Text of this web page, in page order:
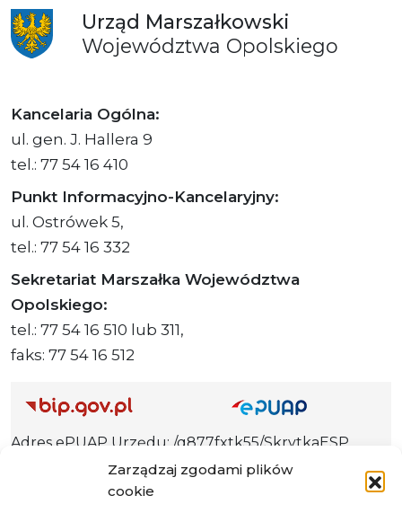
Zarządzaj zgodami plików
cookie
Urząd Marszałkowski
Województwa Opolskiego
Kancelaria Ogólna:
ul. gen. J. Hallera 9
tel.: 77 54 16 410
Punkt Informacyjno-Kancelaryjny:
ul. Ostrówek 5,
tel.: 77 54 16 332
Sekretariat Marszałka Województwa
Opolskiego:
tel.: 77 54 16 510 lub 311,
faks: 77 54 16 512
Adres ePUAP Urzędu: /q877fxtk55/SkrytkaESP
Adres do e-Doręczeń
Urzędu: AE:PL-66703-73759-IGTUV-14